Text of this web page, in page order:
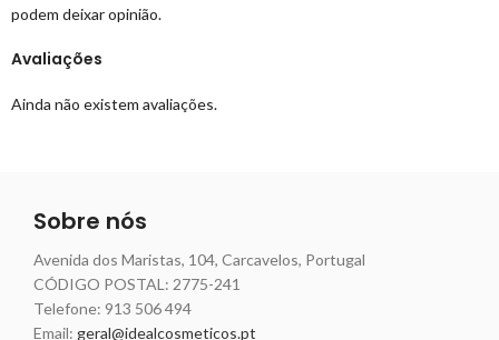
Avaliações
Ainda não existem avaliações.
podem deixar opinião.
Sobre nós
Avenida dos Maristas, 104, Carcavelos, Portugal
CÓDIGO POSTAL: 2775-241
Telefone: 913 506 494
Email: geral@idealcosmeticos.pt